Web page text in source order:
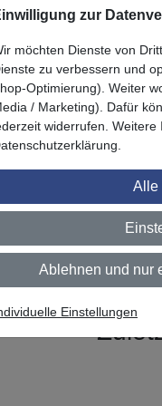
geeignet
zur
möchten Dienste von
zu verbessern und
Optimierung). Weiter
/ Marketing). Dafür
widerrufen.
Alle
Ablehnen und nur
Einstellungen